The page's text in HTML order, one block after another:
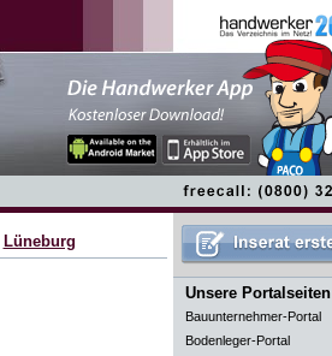
Lüneburg
Unsere Portalseiten
Bauunternehmer-Portal
Bodenleger-Portal